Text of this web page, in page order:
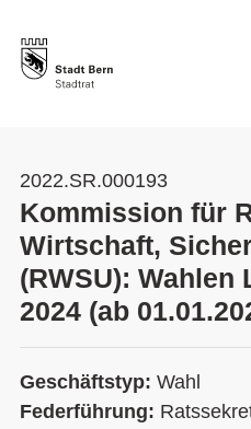
2022.SR.000193
Kommission für
Wirtschaft,
(RWSU): Wahlen
2024 (ab
Geschäftstyp: Wahl
Federführung: